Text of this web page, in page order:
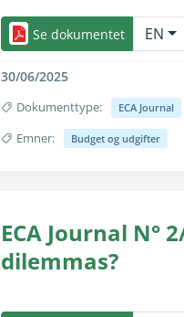
Se dokumentet
EN
30/06/2025
Dokumenttype: ECA Journal
Emner:
Skjul/vis helt kun for seende
Budget og udgifter
ECA Journal N°
dilemmas?